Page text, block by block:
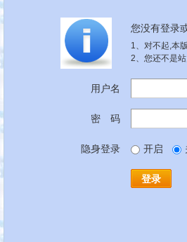
您没有登录
1、对不起,本
2、您还不是
用户名
密 码
隐身登录 开启
登录